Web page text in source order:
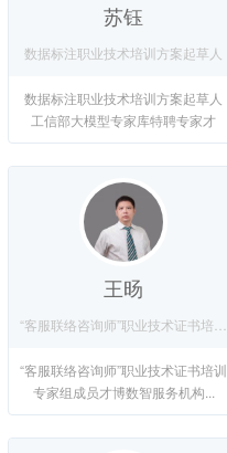
苏钰
数据标注职业技术培训方案起草人
数据标注职业技术培训方案起草人
工信部大模型专家库特聘专家才
博...
王旸
“客服联络咨询师”职业技术证书培训
专家组成员才博数智服务机构...